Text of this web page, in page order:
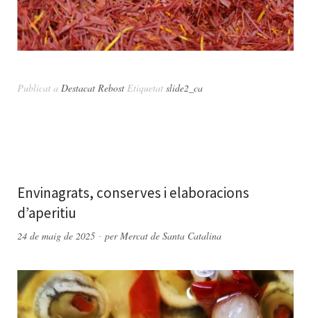
Publicat a Destacat Rebost Etiquetat slide2_ca
Envinagrats, conserves i elaboracions
d’aperitiu
24 de maig de 2025 perMercat de Santa Catalina